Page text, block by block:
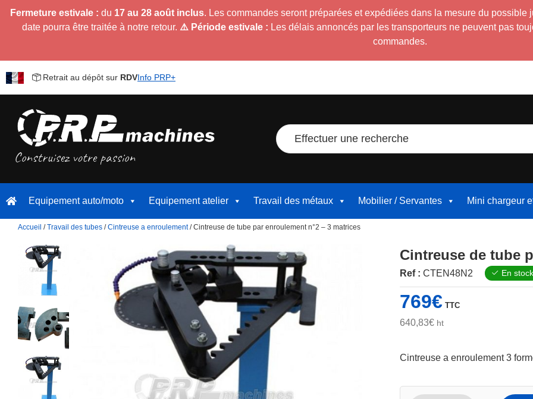
Fermeture estivale : du 17 au 28 août inclus. Les commandes seront préparées et expédiées dans la mesure du possible
date pourra être traitée à notre retour. ⚠️ Période estivale : Les délais annoncés par les transporteurs ne peuvent pas
commandes.
Retrait au dépôt sur RDVInfo PRP+
Effectuer une recherche
Equipement auto/moto Equipement atelier Travail des métaux Mobilier / Servantes Mini chargeur
Accueil /Travail des tubes /Cintreuse a enroulement/ Cintreuse de tube par enroulement n°2 – 3 matrices
Cintreuse de tube
Ref : CTEN48N2 En stock
769€ TTC
640,83€ ht
Cintreuse a enroulement 3